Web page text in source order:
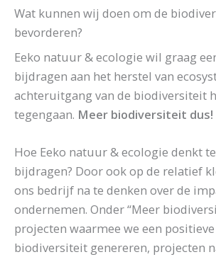
Wat kunnen wij doen om de
bevorderen?
Eeko natuur & ecologie wil graag
bijdragen aan het herstel van
achteruitgang van de biodiversiteit
tegengaan. Meer biodiversiteit dus!
Hoe Eeko natuur & ecologie denkt
bijdragen? Door ook op de relatief
ons bedrijf na te denken over de
ondernemen. Onder “Meer
projecten waarmee we een
biodiversiteit genereren, projecten